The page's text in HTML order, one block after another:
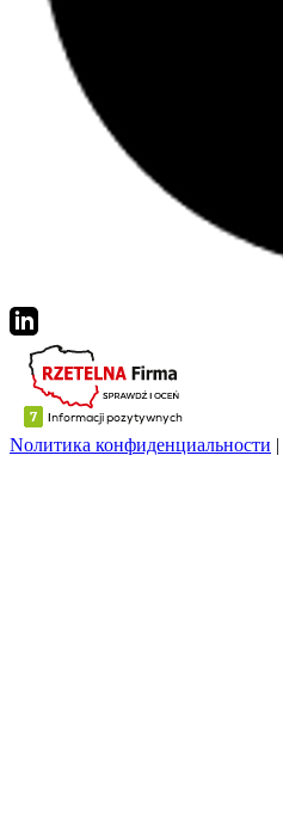
Nолитика конфиденциальности |